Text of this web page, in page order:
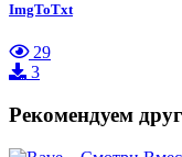
ImgToTxt
29
3
Рекомендуем